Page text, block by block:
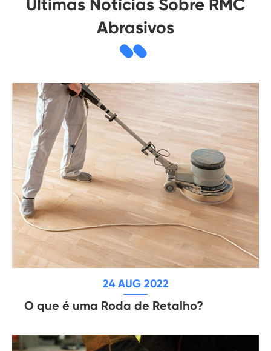
Últimas Notícias Sobre RMC
Abrasivos
24 AUG 2022
O que é uma Roda de Retalho?